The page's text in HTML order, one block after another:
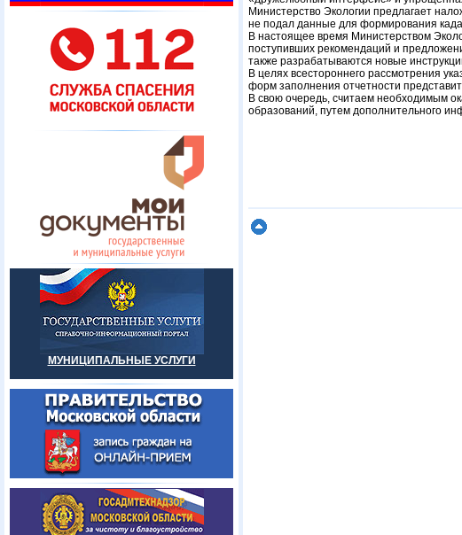
МУНИЦИПАЛЬНЫЕ УСЛУГИ
Министерство Экологии предлагает
не подал данные для формирования
В настоящее время Министерством
поступивших рекомендаций и
также разрабатываются новые
В целях всестороннего рассмотрения
форм заполнения отчетности
В свою очередь, считаем необходимым
образований, путем дополнительного